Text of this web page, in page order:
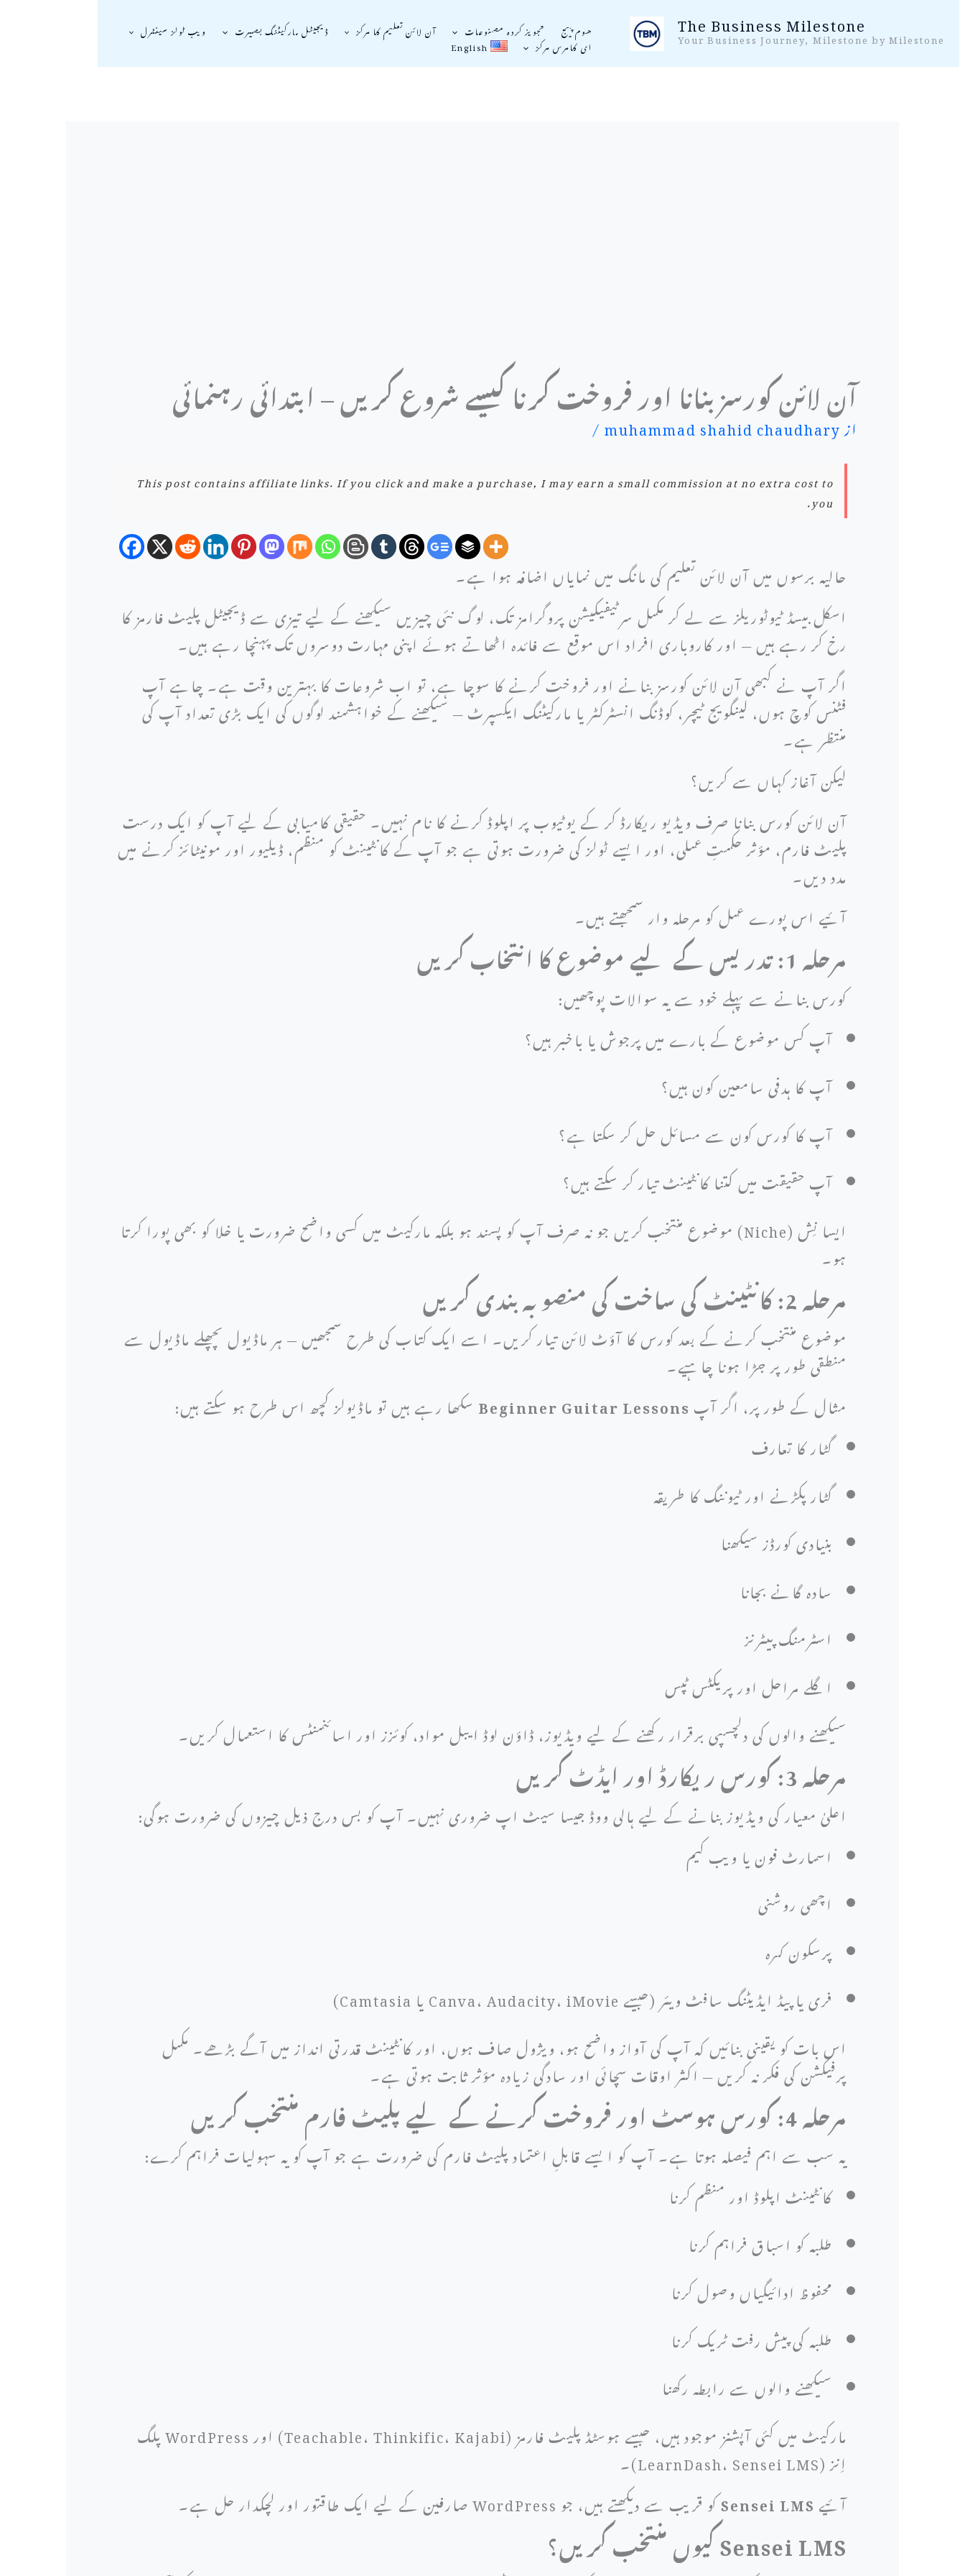
جائیں۔
The Business Milestone
Your Business Journey, Milestone by Milestone ھوم پیج تجویز کردہ مصنوعات آن لائن تعلیم کا مرکز ڈیجیٹل مارکیٹنگ بصیرت ویب ٹولز سینٹرل
ای کامرس مرکز English
آن لائن کورسز بنانا اور فروخت کرنا کیسے شروع کریں – ابتدائی رہنمائی
ازmuhammad shahid chaudhary
/
This post contains affiliate links. If you click and make a purchase, I may earn a small commission at no extra cost to
you.
حالیہ برسوں میں آن لائن تعلیم کی مانگ میں نمایاں اضافہ ہوا ہے۔
اسکل بیسڈ ٹیوٹوریلز سے لے کر مکمل سرٹیفیکیشن پروگرامز تک، لوگ نئی چیزیں سیکھنے کے لیے تیزی سے ڈیجیٹل پلیٹ فارمز کا
رخ کر رہے ہیں — اور کاروباری افراد اس موقع سے فائدہ اٹھاتے ہوئے اپنی مہارت دوسروں تک پہنچا رہے ہیں۔
اگر آپ نے کبھی آن لائن کورسز بنانے اور فروخت کرنے کا سوچا ہے، تو اب شروعات کا بہترین وقت ہے۔ چاہے آپ
فٹنس کوچ ہوں، لینگویج ٹیچر، کوڈنگ انسٹرکٹر یا مارکیٹنگ ایکسپرٹ — سیکھنے کے خواہشمند لوگوں کی ایک بڑی تعداد آپ کی
منتظر ہے۔
لیکن آغاز کہاں سے کریں؟
آن لائن کورس بنانا صرف ویڈیو ریکارڈ کر کے یوٹیوب پر اپلوڈ کرنے کا نام نہیں۔ حقیقی کامیابی کے لیے آپ کو ایک درست
پلیٹ فارم، مؤثر حکمتِ عملی، اور ایسے ٹولز کی ضرورت ہوتی ہے جو آپ کے کانٹینٹ کو منظم، ڈیلیور اور مونیٹائز کرنے میں
مدد دیں۔
آئیے اس پورے عمل کو مرحلہ وار سمجھتے ہیں۔
مرحلہ 1: تدریس کے لیے موضوع کا انتخاب کریں
کورس بنانے سے پہلے خود سے یہ سوالات پوچھیں:
آپ کس موضوع کے بارے میں پرجوش یا باخبر ہیں؟
آپ کا ہدفی سامعین کون ہیں؟
آپ کا کورس کون سے مسائل حل کر سکتا ہے؟
آپ حقیقت میں کتنا کانٹینٹ تیار کر سکتے ہیں؟
ایسا نِش (Niche) موضوع منتخب کریں جو نہ صرف آپ کو پسند ہو بلکہ مارکیٹ میں کسی واضح ضرورت یا خلا کو بھی پورا کرتا
ہو۔
مرحلہ 2: کانٹینٹ کی ساخت کی منصوبہ بندی کریں
موضوع منتخب کرنے کے بعد کورس کا آؤٹ لائن تیار کریں۔ اسے ایک کتاب کی طرح سمجھیں — ہر ماڈیول پچھلے ماڈیول سے
منطقی طور پر جڑا ہونا چاہیے۔
مثال کے طور پر، اگر آپBeginner Guitar Lessons سکھا رہے ہیں تو ماڈیولز کچھ اس طرح ہو سکتے ہیں:
گٹار کا تعارف
گٹار پکڑنے اور ٹیوننگ کا طریقہ
بنیادی کورڈز سیکھنا
سادہ گانے بجانا
اسٹرمنگ پیٹرنز
اگلے مراحل اور پریکٹس ٹپس
سیکھنے والوں کی دلچسپی برقرار رکھنے کے لیے ویڈیوز، ڈاؤن لوڈ ایبل مواد، کوئزز اور اسائنمنٹس کا استعمال کریں۔
مرحلہ 3: کورس ریکارڈ اور ایڈٹ کریں
اعلیٰ معیار کی ویڈیوز بنانے کے لیے ہالی ووڈ جیسا سیٹ اپ ضروری نہیں۔ آپ کو بس درج ذیل چیزوں کی ضرورت ہوگی:
اسمارٹ فون یا ویب کیم
اچھی روشنی
پرسکون کمرہ
فری یا پیڈ ایڈیٹنگ سافٹ ویئر (جیسے Canva، Audacity، iMovie یا Camtasia)
اس بات کو یقینی بنائیں کہ آپ کی آواز واضح ہو، ویژول صاف ہوں، اور کانٹینٹ قدرتی انداز میں آگے بڑھے۔ مکمل
پرفیکشن کی فکر نہ کریں — اکثر اوقات سچائی اور سادگی زیادہ مؤثر ثابت ہوتی ہے۔
مرحلہ 4: کورس ہوسٹ اور فروخت کرنے کے لیے پلیٹ فارم منتخب کریں
یہ سب سے اہم فیصلہ ہوتا ہے۔ آپ کو ایسے قابلِ اعتماد پلیٹ فارم کی ضرورت ہے جو آپ کو یہ سہولیات فراہم کرے:
کانٹینٹ اپلوڈ اور منظم کرنا
طلبہ کو اسباق فراہم کرنا
محفوظ ادائیگیاں وصول کرنا
طلبہ کی پیش رفت ٹریک کرنا
سیکھنے والوں سے رابطہ رکھنا
مارکیٹ میں کئی آپشنز موجود ہیں، جیسے ہوسٹڈ پلیٹ فارمز (Teachable، Thinkific، Kajabi) اور WordPress پلگ
اِنز (LearnDash، Sensei LMS)۔
آئیےSensei LMSکو قریب سے دیکھتے ہیں، جو WordPress صارفین کے لیے ایک طاقتور اور لچکدار حل ہے۔
Sensei LMS کیوں منتخب کریں؟